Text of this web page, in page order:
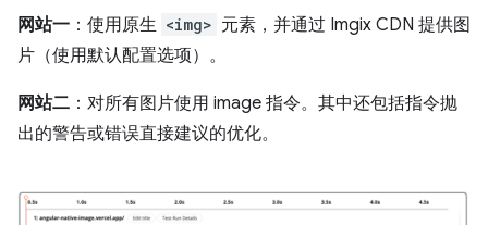
网站一 ：使用原生 <img> 元素，并通过 Imgix CDN 提供图
片（使用默认配置选项）。
网站二 ：对所有图片使用 image 指令。其中还包括指令抛
出的警告或错误直接建议的优化。